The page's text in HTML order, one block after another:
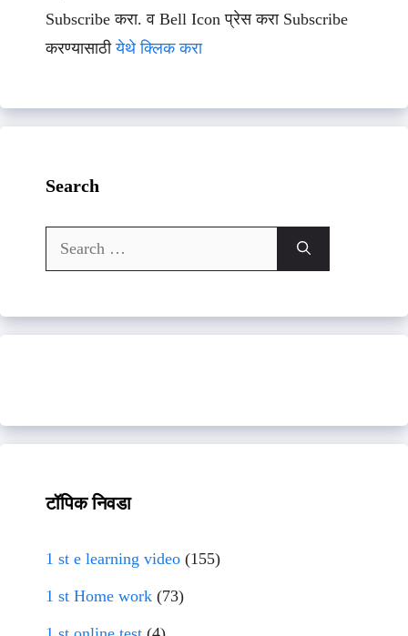
Subscribe करा. व Bell Icon प्रेस करा Subscribe
करण्यासाठीयेथे क्लिक करा
Search
Search
for:
टॉपिक निवडा
1 st e learning video (155)
1 st Home work (73)